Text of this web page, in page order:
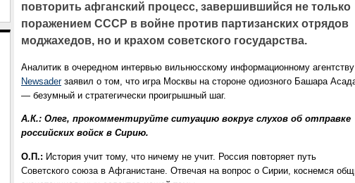
повторить афганский процесс, завершившийся не только
поражением СССР в войне против партизанских отрядов
моджахедов, но и крахом советского государства.
Аналитик в очередном интервью вильнюсскому информационному агентству
Newsaderзаявил о том, что игра Москвы на стороне одиозного Башара
— безумный и стратегически проигрышный шаг.
А.К.: Олег, прокомментируйте ситуацию вокруг слухов об отправке
российских войск в Сирию.
О.П.: История учит тому, что ничему не учит. Россия повторяет путь
Советского союза в Афганистане. Отвечая на вопрос о Сирии, коснемся